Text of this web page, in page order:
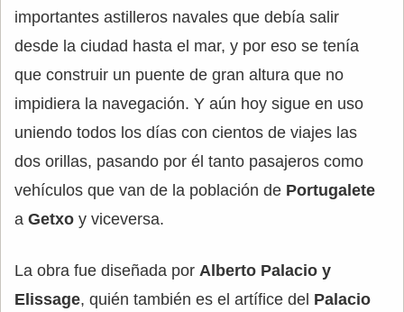
importantes astilleros navales que debía salir
desde la ciudad hasta el mar, y por eso se tenía
que construir un puente de gran altura que no
impidiera la navegación. Y aún hoy sigue en uso
uniendo todos los días con cientos de viajes las
dos orillas, pasando por él tanto pasajeros como
vehículos que van de la población de Portugalete
a Getxo y viceversa.
La obra fue diseñada por Alberto Palacio y
Elissage, quién también es el artífice del Palacio